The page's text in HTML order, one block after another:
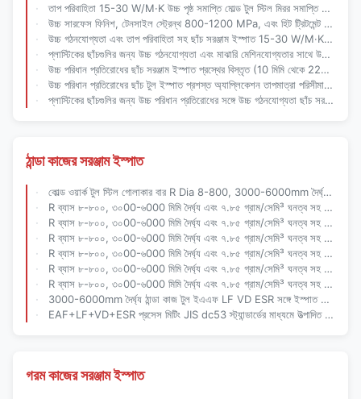
তাপ পরিবাহিতা 15-30 W/M·K উচ্চ পৃষ্ঠ সমাপ্তি মোল্ড টুল স্টিল মিরর সমাপ্তি এবং তাপ চিকিত্সার দ্বারা কঠোর
উচ্চ সারফেস ফিনিশ, টেনসাইল স্ট্রেন্থ 800-1200 MPa, এবং হিট ট্রিটমেন্ট হার্ডেনিং সহ ছাঁচ তৈরির জন্য মোল্ড টুল স্টিল
উচ্চ গঠনযোগ্যতা এবং তাপ পরিবাহিতা সহ ছাঁচ সরঞ্জাম ইস্পাত 15-30 W/M·K স্পষ্টতা ছাঁচ উত্পাদন জন্য মিরর ফিনিস করার জন্য পোলিশযোগ্য
প্লাস্টিকের ছাঁচগুলির জন্য উচ্চ গঠনযোগ্যতা এবং মাঝারি মেশিনযোগ্যতার সাথে উচ্চ পরিধান প্রতিরোধের ছাঁচ সরঞ্জাম ইস্পাত
উচ্চ পরিধান প্রতিরোধের ছাঁচ সরঞ্জাম ইস্পাত প্রস্থের বিস্তৃত (10 মিমি থেকে 2200 মিমি) এবং নির্ভুল ছাঁচ-তৈরি জন্য একাধিক আকৃতির
উচ্চ পরিধান প্রতিরোধের ছাঁচ টুল ইস্পাত প্রশস্ত অ্যাপ্লিকেশন তাপমাত্রা পরিসীমা এবং ছাঁচনির্মাণের জন্য উচ্চ ফিনিশ থেকে পালিশযোগ্য
প্লাস্টিকের ছাঁচগুলির জন্য উচ্চ পরিধান প্রতিরোধের সঙ্গে উচ্চ গঠনযোগ্যতা ছাঁচ সরঞ্জাম ইস্পাত (-40 °C থেকে 600 °C)
ঠান্ডা কাজের সরঞ্জাম ইস্পাত
কোল্ড ওয়ার্ক টুল স্টিল গোলাকার বার R Dia 8-800, 3000-6000mm দৈর্ঘ্য এবং 7.85 G/cm3 ঘনত্ব
R ব্যাস ৮-৮০০, ৩০00-৬000 মিমি দৈর্ঘ্য এবং ৭.৮৫ গ্রাম/সেমি³ ঘনত্ব সহ কোল্ড ওয়ার্ক টুল স্টিল অ্যালয় স্টিল রাউন্ড বার
R ব্যাস ৮-৮০০, ৩০00-৬000 মিমি দৈর্ঘ্য এবং ৭.৮৫ গ্রাম/সেমি³ ঘনত্ব সহ কোল্ড ওয়ার্ক টুল স্টিল অ্যালয় স্টিল রাউন্ড বার
R ব্যাস ৮-৮০০, ৩০00-৬000 মিমি দৈর্ঘ্য এবং ৭.৮৫ গ্রাম/সেমি³ ঘনত্ব সহ কোল্ড ওয়ার্ক টুল স্টিল অ্যালয় স্টিল রাউন্ড বার
R ব্যাস ৮-৮০০, ৩০00-৬000 মিমি দৈর্ঘ্য এবং ৭.৮৫ গ্রাম/সেমি³ ঘনত্ব সহ কোল্ড ওয়ার্ক টুল স্টিল অ্যালয় স্টিল রাউন্ড বার
R ব্যাস ৮-৮০০, ৩০00-৬000 মিমি দৈর্ঘ্য এবং ৭.৮৫ গ্রাম/সেমি³ ঘনত্ব সহ কোল্ড ওয়ার্ক টুল স্টিল অ্যালয় স্টিল রাউন্ড বার
R ব্যাস ৮-৮০০, ৩০00-৬000 মিমি দৈর্ঘ্য এবং ৭.৮৫ গ্রাম/সেমি³ ঘনত্ব সহ কোল্ড ওয়ার্ক টুল স্টিল অ্যালয় স্টিল রাউন্ড বার
3000-6000mm দৈর্ঘ্য ঠান্ডা কাজ টুল ইএএফ LF VD ESR সঙ্গে ইস্পাত কালো ফ্রিজিং মেশিনযুক্ত অবস্থায় উত্পাদন প্রক্রিয়া
EAF+LF+VD+ESR প্রসেস মিটিং JIS dc53 স্ট্যান্ডার্ডের মাধ্যমে উত্পাদিত 20-500mm ব্যাস সহ কোল্ড ওয়ার্ক টুল স্টিল অ্যালয় স্টিল রাউন্ড বার
গরম কাজের সরঞ্জাম ইস্পাত